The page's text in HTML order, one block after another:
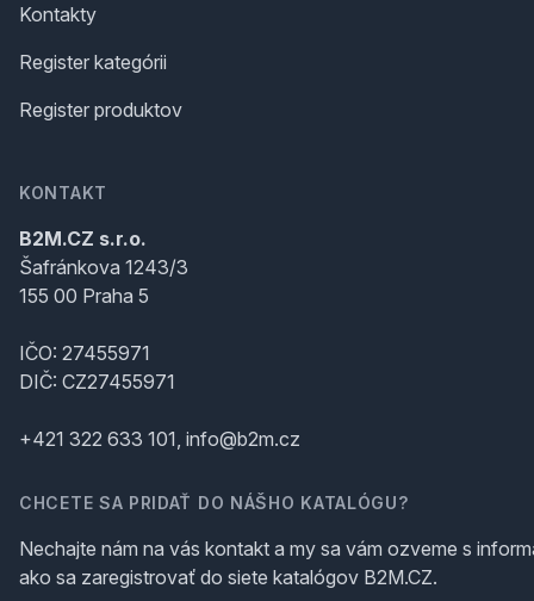
Kontakty
Register kategórii
Register produktov
KONTAKT
B2M.CZ s.r.o.
Šafránkova 1243/3
155 00 Praha 5
IČO: 27455971
DIČ: CZ27455971
+421 322 633 101, info@b2m.cz
CHCETE SA PRIDAŤ DO NÁŠHO KATALÓGU?
Nechajte nám na vás kontakt a my sa vám ozveme s
ako sa zaregistrovať do siete katalógov B2M.CZ.